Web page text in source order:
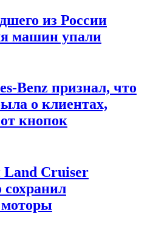
из России
машин упали
Benz признал, что
о клиентах,
кнопок
Cruiser
сохранил